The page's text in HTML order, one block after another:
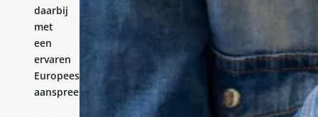
daarbij
met
een
ervaren
Europees
aanspreekpunt.